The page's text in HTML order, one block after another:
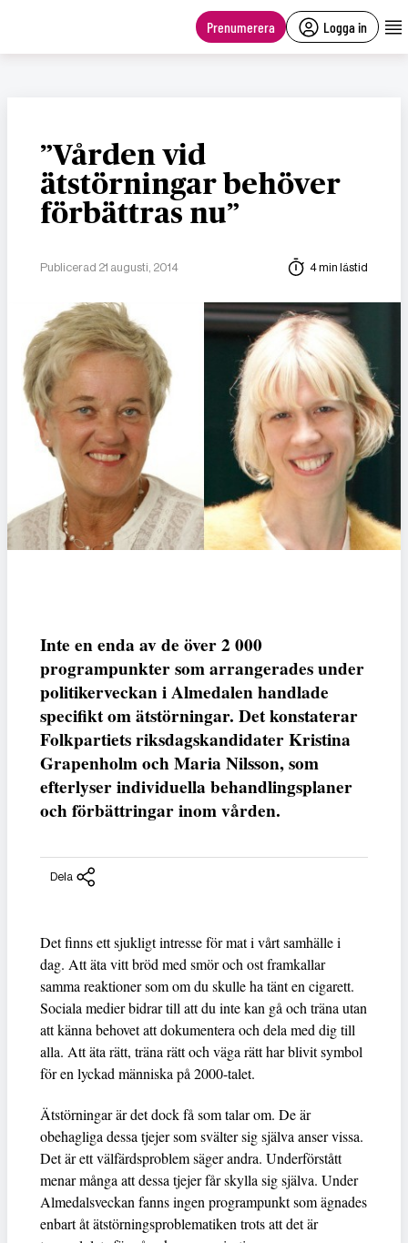
Prenumerera Logga in
”Vården vid
ätstörningar behöver
förbättras nu”
Publicerad 21 augusti, 2014 4 min lästid
Inte en enda av de över 2 000
programpunkter som arrangerades under
politikerveckan i Almedalen handlade
specifikt om ätstörningar. Det konstaterar
Folkpartiets riksdagskandidater Kristina
Grapenholm och Maria Nilsson, som
efterlyser individuella behandlingsplaner
och förbättringar inom vården.
Dela
Det finns ett sjukligt intresse för mat i vårt samhälle i
dag. Att äta vitt bröd med smör och ost framkallar
samma reaktioner som om du skulle ha tänt en cigarett.
Sociala medier bidrar till att du inte kan gå och träna utan
att känna behovet att dokumentera och dela med dig till
alla. Att äta rätt, träna rätt och väga rätt har blivit symbol
för en lyckad människa på 2000-talet.
Ätstörningar är det dock få som talar om. De är
obehagliga dessa tjejer som svälter sig själva anser vissa.
Det är ett välfärdsproblem säger andra. Underförstått
menar många att dessa tjejer får skylla sig själva. Under
Almedalsveckan fanns ingen programpunkt som ägnades
enbart åt ätstörningsproblematiken trots att det är